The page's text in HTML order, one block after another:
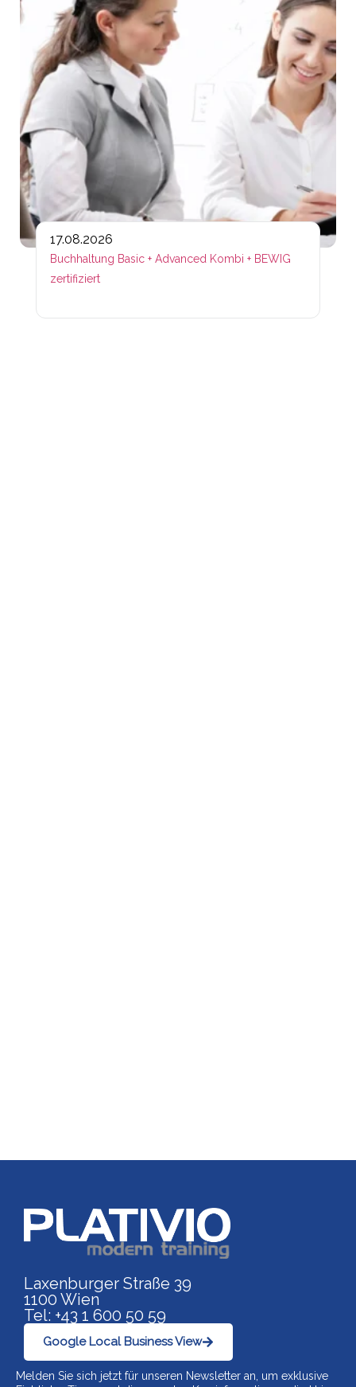
17.08.2026
Buchhaltung Basic + Advanced Kombi + BEWIG
zertifiziert
Link zu https://
Laxenburger Straße 39
1100 Wien
Tel: +43 1 600 50 59
Google Local Business View
Melden Sie sich jetzt für unseren Newsletter an, um exklusive